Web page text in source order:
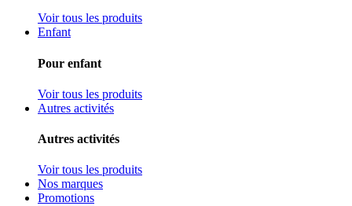
Voir tous les produits
Enfant
Pour enfant
Voir tous les produits
Autres activités
Autres activités
Voir tous les produits
Nos marques
Promotions